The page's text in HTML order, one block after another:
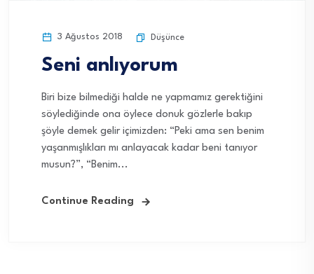
3 Ağustos 2018 Düşünce
Seni anlıyorum
Biri bize bilmediği halde ne yapmamız gerektiğini
söylediğinde ona öylece donuk gözlerle bakıp
şöyle demek gelir içimizden: “Peki ama sen benim
yaşanmışlıkları mı anlayacak kadar beni tanıyor
musun?”, “Benim...
Continue Reading